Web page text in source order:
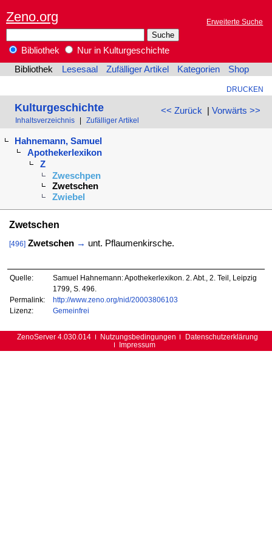
Zeno.org Erweiterte Suche
Bibliothek
Nur in Kulturgeschichte
Bibliothek
Lesesaal Zufälliger Artikel Kategorien Shop
DRUCKEN
<< Zurück | Vorwärts >>
Kulturgeschichte
Inhaltsverzeichnis Zufälliger Artikel
Hahnemann, Samuel
Apothekerlexikon
Z
Zweschpen
Zwetschen
Zwiebel
Zwetschen
[496] Zwetschen → unt. Pflaumenkirsche.
Quelle:
Samuel Hahnemann: Apothekerlexikon. 2. Abt., 2. Teil, Leipzig
1799, S. 496.
Permalink:
http://www.zeno.org/nid/20003806103
Lizenz:
Gemeinfrei
ZenoServer 4.030.014 Nutzungsbedingungen
Datenschutzerklärung
Impressum